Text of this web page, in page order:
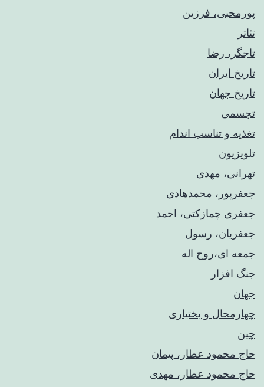
پورمحبی، فرزین
تئاتر
تاجگر، رضا
تاریخ ایران
تاریخ جهان
تجسمی
تغذیه و تناسب اندام
تلویزیون
تهرانی، مهدی
جعفرپور، محمدهادی
جعفری چمازکتی، احمد
جعفریان، رسول
جمعه ای،روح اله
جنگ افزار
جهان
چهارمحال و بختیاری
چین
حاج محمود عطار، پیمان
حاج محمود عطار، مهدی